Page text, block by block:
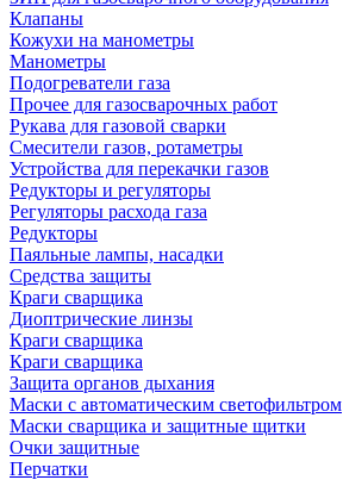
Клапаны
Кожухи на манометры
Манометры
Подогреватели газа
Прочее для газосварочных работ
Рукава для газовой сварки
Смесители газов, ротаметры
Устройства для перекачки газов
Редукторы и регуляторы
Регуляторы расхода газа
Редукторы
Паяльные лампы, насадки
Средства защиты
Краги сварщика
Диоптрические линзы
Краги сварщика
Краги сварщика
Защита органов дыхания
Маски с автоматическим светофильтром
Маски сварщика и защитные щитки
Очки защитные
Перчатки